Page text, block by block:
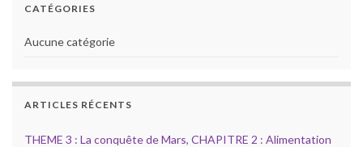
CATÉGORIES
Aucune catégorie
ARTICLES RÉCENTS
THEME 3 : La conquête de Mars, CHAPITRE 2 : Alimentation